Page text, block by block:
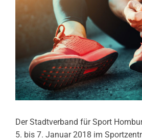
Der Stadtverband für Sport
5. bis 7. Januar 2018 im